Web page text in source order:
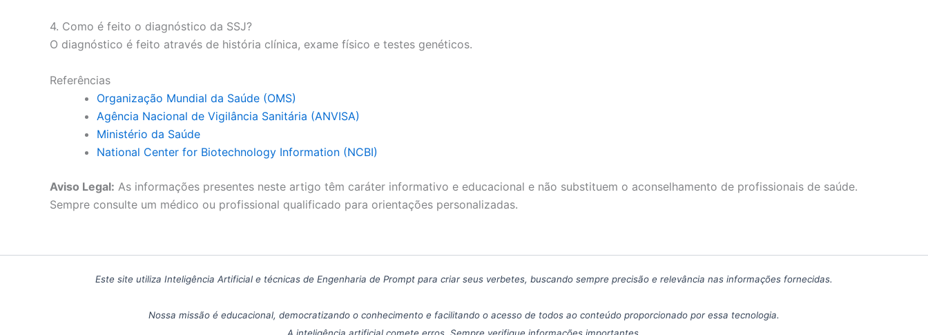
4. Como é feito o diagnóstico da SSJ?
O diagnóstico é feito através de história clínica, exame físico e testes genéticos.
Referências
Organização Mundial da Saúde (OMS)
Agência Nacional de Vigilância Sanitária (ANVISA)
Ministério da Saúde
National Center for Biotechnology Information (NCBI)
Aviso Legal: As informações presentes neste artigo têm caráter informativo e educacional e não substituem o aconselhamento de profissionais de saúde.
Sempre consulte um médico ou profissional qualificado para orientações personalizadas.
Este site utiliza Inteligência Artificial e técnicas de Engenharia de Prompt para criar seus verbetes, buscando sempre precisão e relevância nas informações fornecidas.
Nossa missão é educacional, democratizando o conhecimento e facilitando o acesso de todos ao conteúdo proporcionado por essa tecnologia.